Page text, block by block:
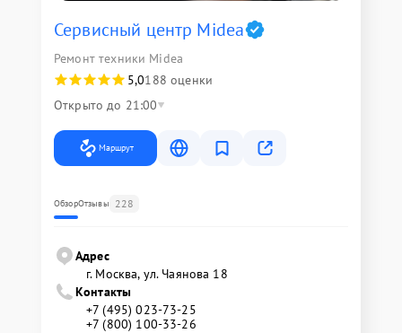
Сервисный центр Midea
Ремонт техники Midea
5,0188 оценки
Открыто до 21:00
Маршрут
ОбзорОтзывы 228
Адрес
г. Москва, ул. Чаянова 18
Контакты
+7 (495) 023-73-25
+7 (800) 100-33-26